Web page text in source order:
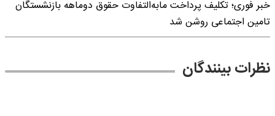
خبر فوری؛ تکلیف پرداخت مابه‌التفاوت حقوق دوماهه بازنشستگان
تامین اجتماعی روشن شد
نظرات بینندگان